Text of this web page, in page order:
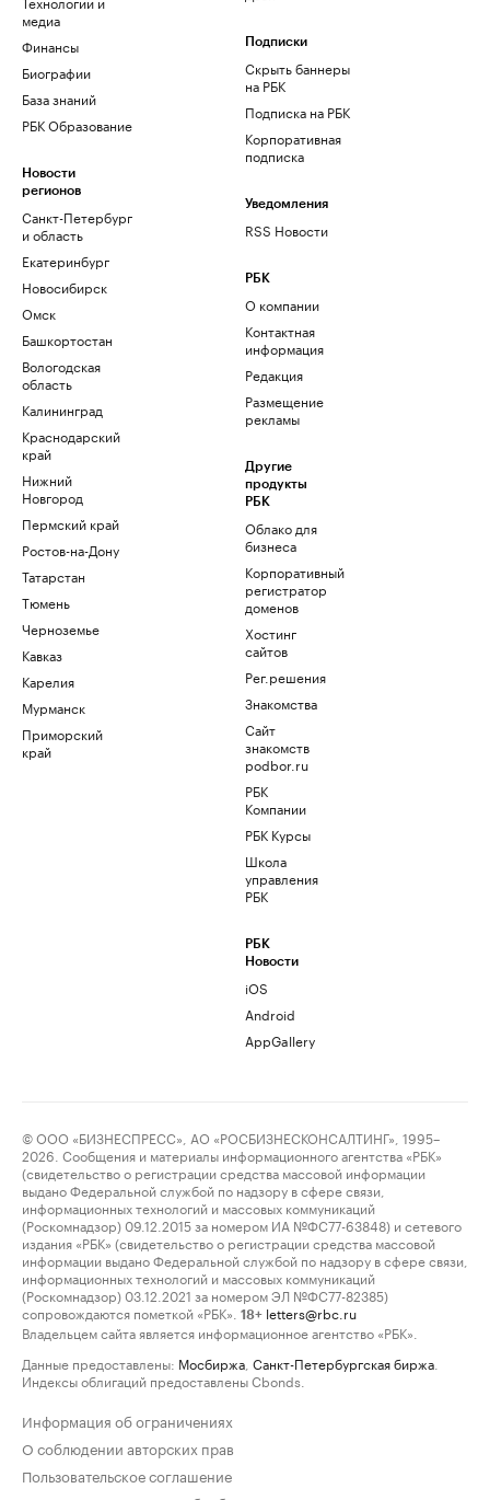
медиа
Финансы
Биографии
База знаний
РБК Образование
Новости
регионов
Санкт-Петербург
и область
Екатеринбург
Новосибирск
Омск
Башкортостан
Вологодская
область
Калининград
Краснодарский
край
Нижний
Новгород
Пермский край
Ростов-на-Дону
Татарстан
Тюмень
Черноземье
Кавказ
Карелия
Мурманск
Приморский
край
Подписки
Скрыть баннеры
на РБК
Подписка на РБК
Корпоративная
подписка
Уведомления
RSS Новости
РБК
О компании
Контактная
информация
Редакция
Размещение
рекламы
Другие
продукты
РБК
Облако для
бизнеса
Корпоративный
регистратор
доменов
Хостинг
сайтов
Рег.решения
Знакомства
Сайт
знакомств
podbor.ru
РБК
Компании
РБК Курсы
Школа
управления
РБК
РБК
Новости
iOS
Android
AppGallery
© ООО «БИЗНЕСПРЕСС», АО «РОСБИЗНЕСКОНСАЛТИНГ», 1995–
2026. Сообщения и материалы информационного агентства «РБК»
(свидетельство о регистрации средства массовой информации
выдано Федеральной службой по надзору в сфере связи,
информационных технологий и массовых коммуникаций
(Роскомнадзор) 09.12.2015 за номером ИА №ФС77-63848) и сетевого
издания «РБК» (свидетельство о регистрации средства массовой
информации выдано Федеральной службой по надзору в сфере связи,
информационных технологий и массовых коммуникаций
(Роскомнадзор) 03.12.2021 за номером ЭЛ №ФС77-82385)
сопровождаются пометкой «РБК».
18+ letters@rbc.ru
Владельцем сайта является информационное агентство «РБК».
Данные предоставлены: Мосбиржа Санкт-Петербургская биржа
Индексы облигаций предоставлены Cbonds.
Информация об ограничениях
О соблюдении авторских прав
Пользовательское соглашение